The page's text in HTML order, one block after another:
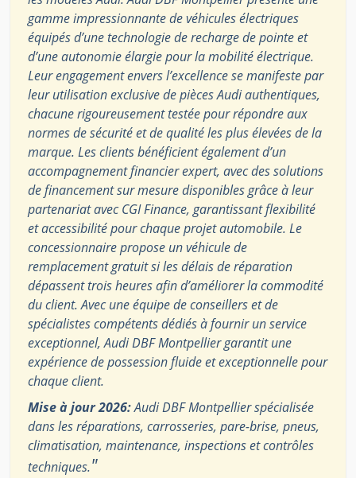
gamme impressionnante de véhicules électriques
équipés d’une technologie de recharge de pointe et
d’une autonomie élargie pour la mobilité électrique.
Leur engagement envers l’excellence se manifeste par
leur utilisation exclusive de pièces Audi authentiques,
chacune rigoureusement testée pour répondre aux
normes de sécurité et de qualité les plus élevées de la
marque. Les clients bénéficient également d’un
accompagnement financier expert, avec des solutions
de financement sur mesure disponibles grâce à leur
partenariat avec CGI Finance, garantissant flexibilité
et accessibilité pour chaque projet automobile. Le
concessionnaire propose un véhicule de
remplacement gratuit si les délais de réparation
dépassent trois heures afin d’améliorer la commodité
du client. Avec une équipe de conseillers et de
spécialistes compétents dédiés à fournir un service
exceptionnel, Audi DBF Montpellier garantit une
expérience de possession fluide et exceptionnelle pour
chaque client.
Mise à jour 2026:Audi DBF Montpellier spécialisée
dans les réparations, carrosseries, pare-brise, pneus,
climatisation, maintenance, inspections et contrôles
techniques."